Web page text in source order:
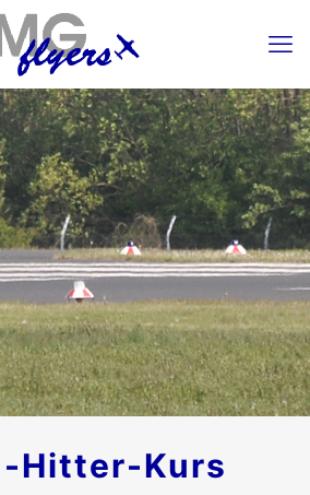
Hitter-Kurs